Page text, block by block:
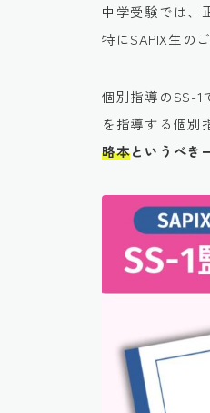
中学受験では、
特にSAPIX生の
個別指導のSS-1
を指導する個別
略本というべき